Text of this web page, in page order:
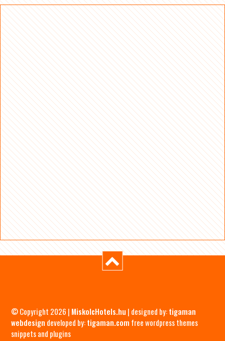
© Copyright 2026 | MiskolcHotels.hu | designed by:tigaman
webdesign developed by:tigaman.com free wordpress themes
snippets and plugins